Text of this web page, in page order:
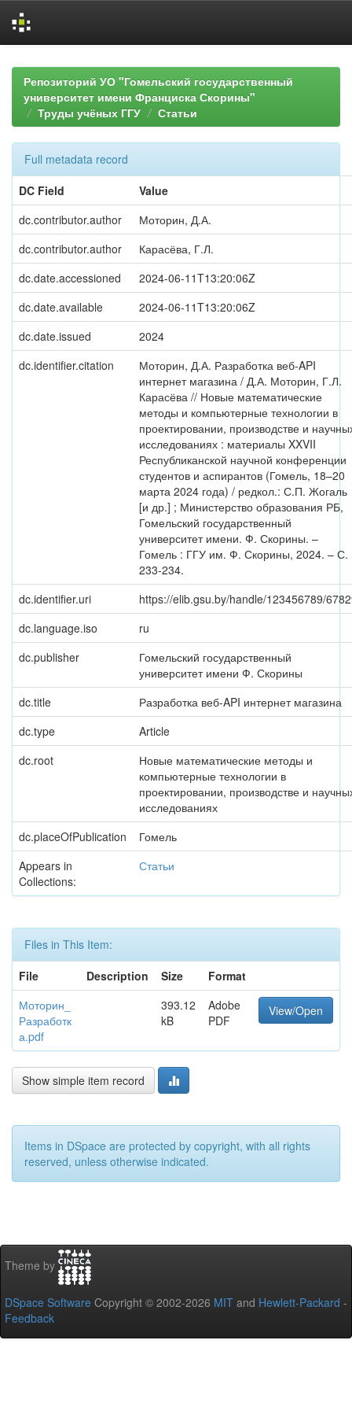
navigationРепозиторий УО "Гомельский государственный
университет имени Франциска Скорины"
Труды учёных ГГУ
Статьи
Full metadata record
DC Field
Value
dc.contributor.author
Моторин, Д.А.
dc.contributor.author
Карасёва, Г.Л.
dc.date.accessioned
2024-06-11T13:20:06Z
dc.date.available
2024-06-11T13:20:06Z
dc.date.issued
2024
dc.identifier.citation
Моторин, Д.А. Разработка веб-API
интернет магазина / Д.А. Моторин, Г.Л.
Карасёва // Новые математические
методы и компьютерные технологии в
проектировании, производстве и
исследованиях : материалы XXVII
Республиканской научной конференции
студентов и аспирантов (Гомель, 18–20
марта 2024 года) / редкол.: С.П. Жогаль
[и др.] ; Министерство образования РБ,
Гомельский государственный
университет имени. Ф. Скорины. –
Гомель : ГГУ им. Ф. Скорины, 2024. – С.
233-234.
dc.identifier.uri
https://elib.gsu.by/handle/123456789/
dc.language.iso
ru
dc.publisher
Гомельский государственный
университет имени Ф. Скорины
dc.title
Разработка веб-API интернет магазина
dc.type
Article
dc.root
Новые математические методы и
компьютерные технологии в
проектировании, производстве и
исследованиях
dc.placeOfPublication
Гомель
Appears in
Collections:
Статьи
Files in This Item:
File
Description Size
Format
Моторин_
Разработк
а.pdf
393.12
kB
Adobe
PDF
View/Open
Show simple item record
Items in DSpace are protected by copyright, with all rights
reserved, unless otherwise indicated.
Theme by
DSpace Software Copyright © 2002-2026 MIT and Hewlett-Packard -
Feedback